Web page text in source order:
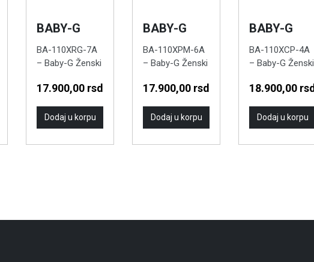
BABY-G
BA-110XRG-7A
– Baby-G Ženski
17.900,00 rsd
Dodaj u korpu
BABY-G
BA-110XPM-6A
– Baby-G Ženski
17.900,00 rsd
Dodaj u korpu
BABY-G
BA-110XCP-4A
– Baby-G Ženski
18.900,00 rsd
Dodaj u korpu